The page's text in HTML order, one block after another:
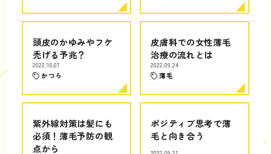
頭皮のかゆみやフケ
禿げる予兆？
2022.10.07
かつら
皮膚科での女性薄毛
治療の流れとは
2022.09.24
薄毛
紫外線対策は髪にも
必須！薄毛予防の観
点から
ポジティブ思考で薄
毛と向き合う